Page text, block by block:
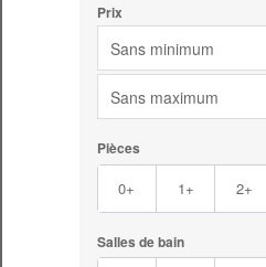
Prix
Sans minimum
Sans maximum
Pièces
0+ 1+ 2+
Salles de bain